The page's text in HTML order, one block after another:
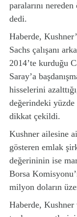
paralarını
dedi.
Haberde,
Sachs çalışanı
2014’te kurduğu
Saray’a
hisselerini
değerindeki
dikkat çekildi.
Kushner ailesine
gösteren emlak
değerininin ise
Borsa
milyon doların
Haberde, Kushner